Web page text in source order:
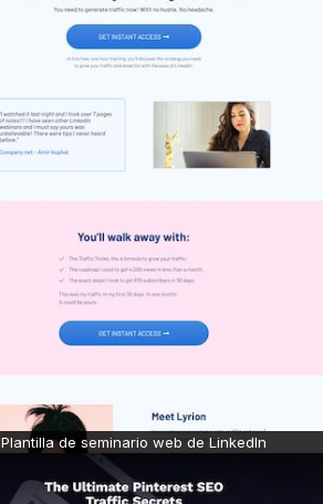
Plantilla de seminario web de LinkedIn